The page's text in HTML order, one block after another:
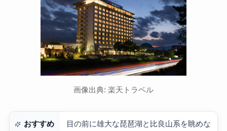
画像出典: 楽天トラベル
おすすめ
目の前に雄大な琵琶湖と比良山系を眺めな